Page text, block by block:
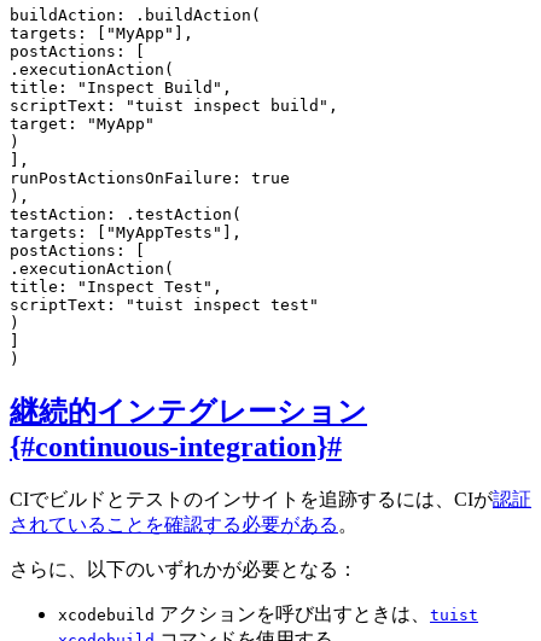
buildAction: . buildAction (
targets : "MyApp "
,
postActions :
. executionAction (
title : " Inspect Build " ,
scriptText : "tuist inspect build " ,
target : "MyApp "
)
,
runPostActionsOnFailure :
true
) ,
testAction:
. testAction (
targets : "MyAppTests "
,
postActions :
. executionAction (
title : " Inspect Test " ,
scriptText : "tuist inspect test "
)
)
継続的インテグレーション
{#continuous-integration}#
CIでビルドとテストのインサイトを追跡するには、CIが認証
されていることを確認する必要がある 。
さらに、以下のいずれかが必要となる：
xcodebuild アクションを呼び出すときは、 tuist